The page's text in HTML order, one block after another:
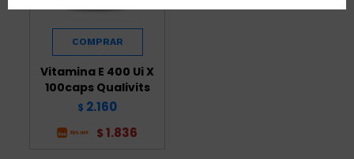
Vitamina E 400 Ui X
100caps Qualivits
$ 2.160
$ 1.836